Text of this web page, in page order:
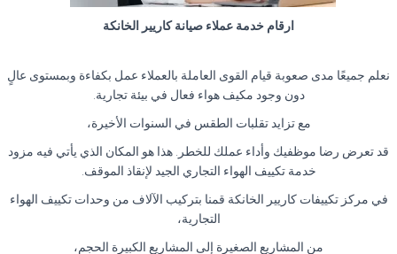
ارقام خدمة عملاء صيانة كاريير الخانكة
نعلم جميعًا مدى صعوبة قيام القوى العاملة بالعملاء عمل بكفاءة وبمستوى عالٍ
دون وجود مكيف هواء فعال في بيئة تجارية.
مع تزايد تقلبات الطقس في السنوات الأخيرة،
قد تعرض رضا موظفيك وأداء عملك للخطر. هذا هو المكان الذي يأتي فيه مزود
خدمة تكييف الهواء التجاري الجيد لإنقاذ الموقف.
في مركز تكييفات كاريير الخانكة قمنا بتركيب الآلاف من وحدات تكييف الهواء
التجارية،
من المشاريع الصغيرة إلى المشاريع الكبيرة الحجم،